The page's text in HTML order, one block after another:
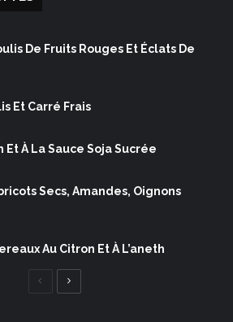
De Fruits Rouges Et Éclats De
Et Carré Frais
Et À La Sauce Soja Sucrée
Secs, Amandes, Oignons
Au Citron Et À L’aneth
Page